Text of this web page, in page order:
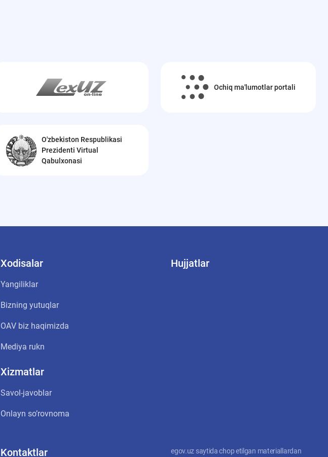
Ochiq ma'lumotlar portali
O'zbekiston Respublikasi
Prezidenti Virtual
Qabulxonasi
Xodisalar
Yangiliklar
Bizning yutuqlar
OАV biz haqimizda
Mediya rukn
Xizmatlar
Savol-javoblar
Onlayn soʼrovnoma
Hujjatlar
Kontaktlar egov.uz saytida chop etilgan materiallardan